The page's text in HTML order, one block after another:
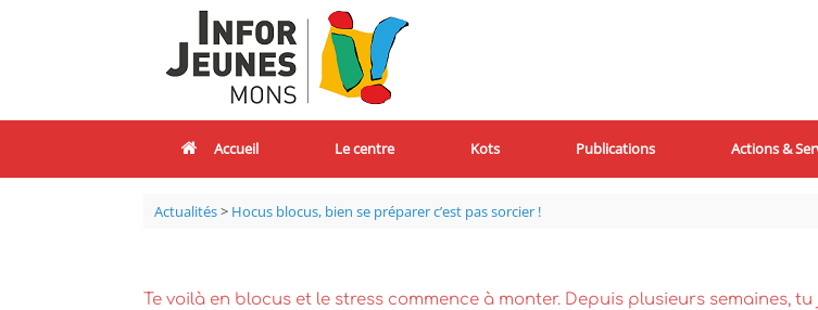
Accueil Le centre Kots Publications Actions &
Actualités> Hocus blocus, bien se préparer c’est pas sorcier !
Te voilà en blocus et le stress commence à monter. Depuis plusieurs semaines,